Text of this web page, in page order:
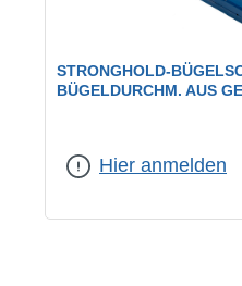
STRONGHOLD-
BÜGELDURCHM. AUS
Hier anmelden